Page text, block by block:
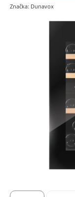
Značka: Dunavox